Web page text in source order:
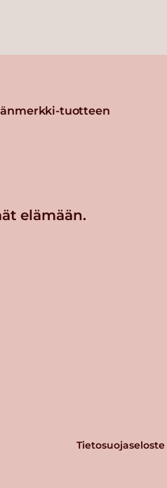
tuotteen
elämään.
Tietosuojaseloste